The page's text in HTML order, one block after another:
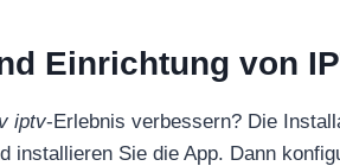
Einrichtung von
iptv-Erlebnis verbessern? Die
installieren Sie die App. Dann